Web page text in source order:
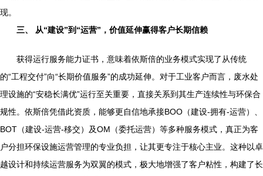
现。
三、 从“建设”到“运营”，价值延伸赢得客户长期信赖
获得运行服务能力证书，意味着依斯倍的业务模式实现了从传统
的“工程交付”向“长期价值服务”的成功延伸。对于工业客户而言，废水处
理设施的“安稳长满优”运行至关重要，直接关系到其生产连续性与环保合
规性。依斯倍凭借此资质，能够更自信地承接BOO（建设-拥有-运营）、
BOT（建设-运营-移交）及OM（委托运营）等多种服务模式，真正为客
户分担环保设施运营管理的专业负担，让其更专注于核心主业。这种以卓
越设计和持续运营服务为双翼的模式，极大地增强了客户粘性，构建了长